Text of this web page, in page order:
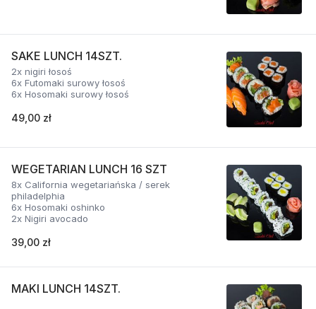
SAKE LUNCH 14SZT.
2x nigiri łosoś
6x Futomaki surowy łosoś
6x Hosomaki surowy łosoś
49,00 zł
WEGETARIAN LUNCH 16 SZT
8x California wegetariańska / serek
philadelphia
6x Hosomaki oshinko
2x Nigiri avocado
39,00 zł
MAKI LUNCH 14SZT.